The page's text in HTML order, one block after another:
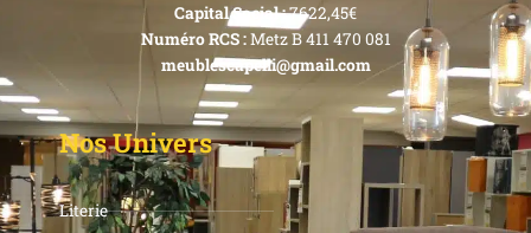
Capital Social :7622,45€
Numéro RCS :Metz B 411 470 081
meublescapelli@gmail.com
Nos Univers
Literie